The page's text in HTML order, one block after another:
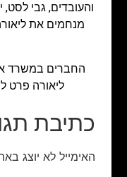
והעובדים, גבי לסט,
מנחמים את
החברים במשרד
ליאורה פרט
כתיבת
האימייל לא יוצג